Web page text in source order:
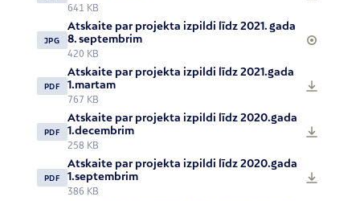
641 KB
JPG
Atskaite par projekta izpildi līdz 2021. gada
8. septembrim
420 KB
PDF
Atskaite par projekta izpildi līdz 2021.gada
1.martam
767 KB
PDF
Atskaite par projekta izpildi līdz 2020.gada
1.decembrim
258 KB
PDF
Atskaite par projekta izpildi līdz 2020.gada
1.septembrim
386 KB